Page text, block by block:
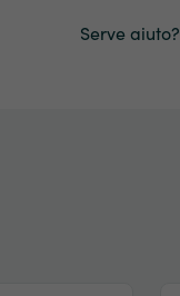
Serve aiuto?